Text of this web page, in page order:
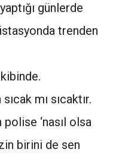
günlerde
trenden
mı sıcaktır.
‘nasıl olsa
birini de sen